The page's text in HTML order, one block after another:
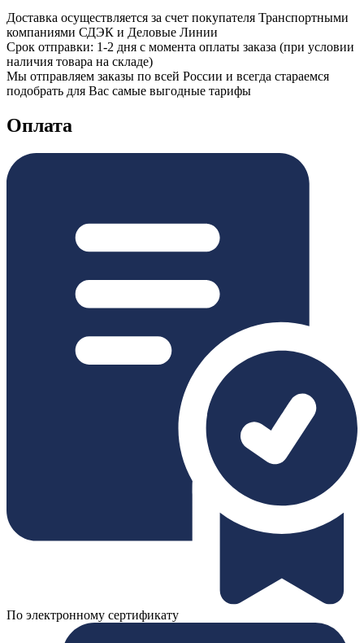
Доставка осуществляется за счет покупателя Транспортными
компаниями СДЭК и Деловые Линии
Срок отправки: 1-2 дня с момента оплаты заказа (при условии
наличия товара на складе)
Мы отправляем заказы по всей России и всегда стараемся
подобрать для Вас самые выгодные тарифы
Оплата
По электронному сертификату